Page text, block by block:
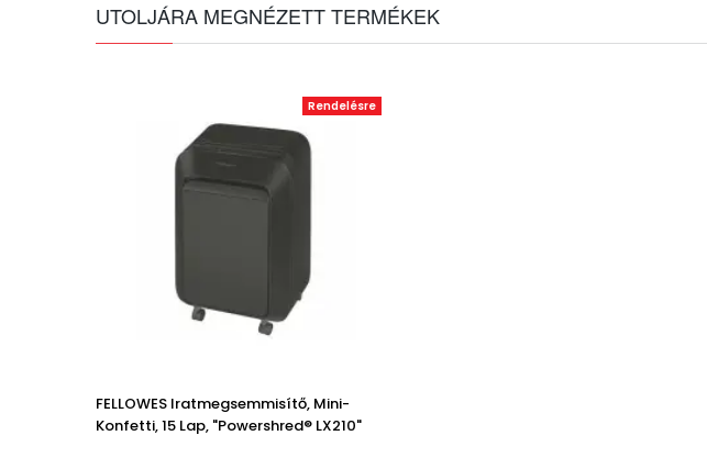
UTOLJÁRA MEGNÉZETT TERMÉKEK
Rendelésre
FELLOWES Iratmegsemmisítő, Mini-
Konfetti, 15 Lap, "Powershred® LX210"